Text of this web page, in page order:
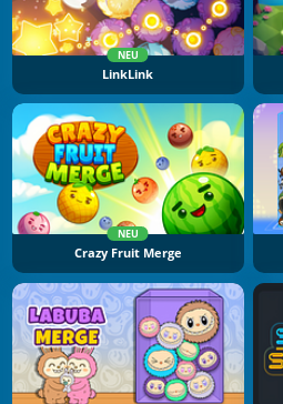
NEU
LinkLink
NEU
Crazy Fruit Merge